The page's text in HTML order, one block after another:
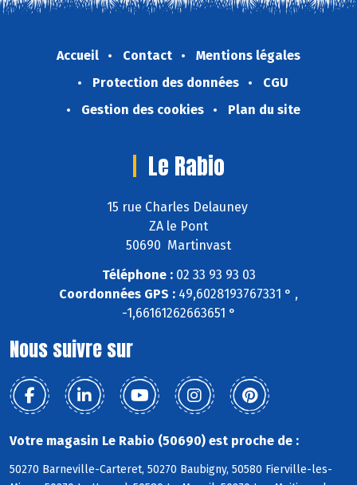
Accueil Contact
Mentions légales
Protection des données
CGU
Gestion des cookies
Plan du site
Le Rabio
15 rue Charles Delauney
ZA le Pont
50690 Martinvast
Téléphone :02 33 93 93 03
Coordonnées GPS : 49,6028193767331 ° ,
-1,66161262663651 °
Nous suivre sur
Votre magasin Le Rabio (50690) est proche de :
50270 Barneville-Carteret, 50270 Baubigny, 50580 Fierville-les-